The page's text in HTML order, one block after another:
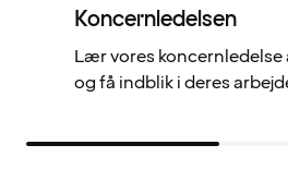
Koncernledelsen
Lær vores koncernledelse
og få indblik i deres